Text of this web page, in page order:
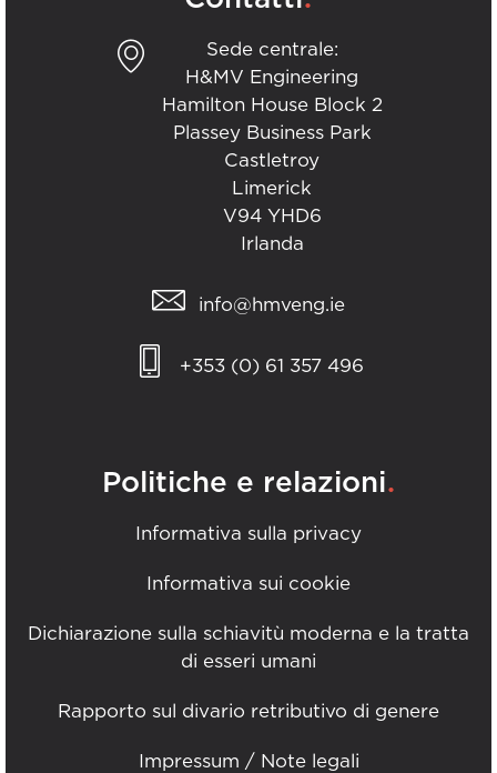
Sede centrale:
H&MV Engineering
Hamilton House Block 2
Plassey Business Park
Castletroy
Limerick
V94 YHD6
Irlanda
info@hmveng.ie
+353 (0) 61 357 496
Politiche e relazioni.
Informativa sulla privacy
Informativa sui cookie
Dichiarazione sulla schiavitù moderna e la tratta
di esseri umani
Rapporto sul divario retributivo di genere
Impressum / Note legali